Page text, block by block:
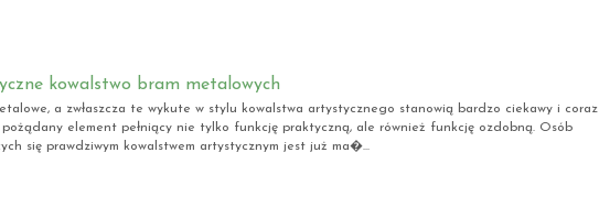
kowalstwo bram metalowych
a zwłaszcza te wykute w stylu kowalstwa artystycznego stanowią bardzo ciekawy i coraz
element pełniący nie tylko funkcję praktyczną, ale również funkcję ozdobną. Osób
się prawdziwym kowalstwem artystycznym jest już ma�...